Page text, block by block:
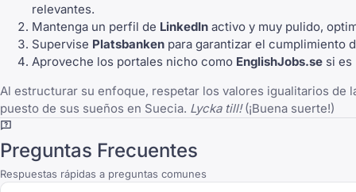
relevantes.
Mantenga un perfil de LinkedIn activo y muy pulido,
Supervise Platsbanken para garantizar el cumplimiento
Aproveche los portales nicho como EnglishJobs.se si es
Al estructurar su enfoque, respetar los valores igualitarios de
puesto de sus sueños en Suecia. Lycka till!(¡Buena suerte!)
Preguntas Frecuentes
Respuestas rápidas a preguntas comunes